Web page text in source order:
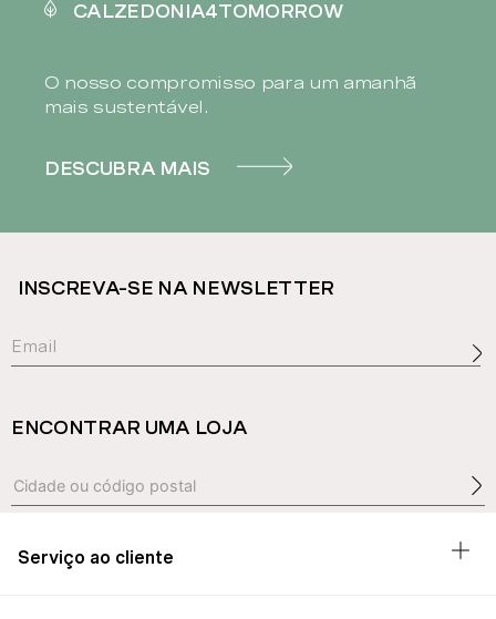
CALZEDONIA4TOMORROW
O nosso compromisso para um amanhã
mais sustentável.
DESCUBRA MAIS
INSCREVA-SE NA NEWSLETTER
ENCONTRAR UMA LOJA
Serviço ao cliente